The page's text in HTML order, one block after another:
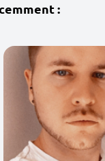
: